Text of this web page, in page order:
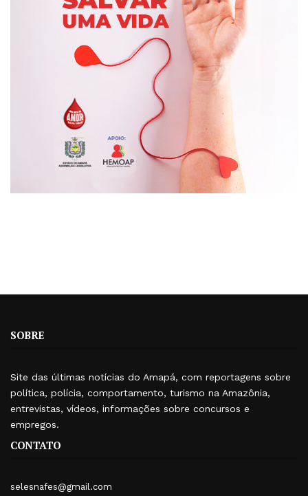
SOBRE
Site das últimas notícias do Amapá, com reportagens sobre
política, polícia, comportamento, turismo na Amazônia,
entrevistas, vídeos, informações sobre concursos e
empregos.
CONTATO
selesnafes@gmail.com